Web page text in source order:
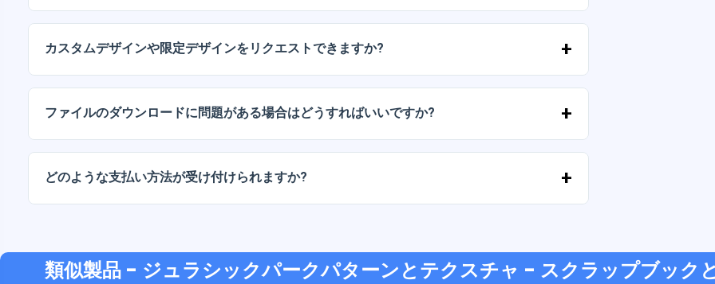
カスタムデザインや限定デザインをリクエストできますか?
ファイルのダウンロードに問題がある場合はどうすればいいですか?
どのような支払い方法が受け付けられますか?
類似製品 - ジュラシックパークパターンとテクスチャ - スクラップブック